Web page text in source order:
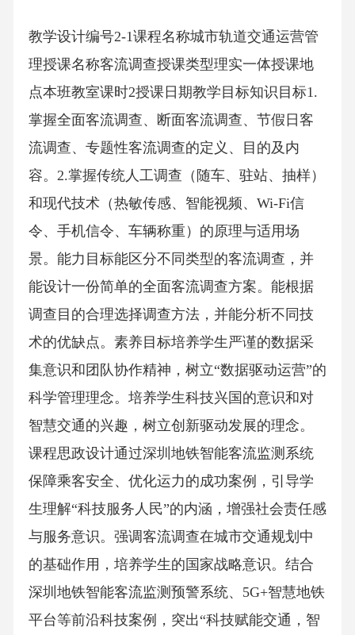
教学设计编号2-1课程名称城市轨道交通运营管
理授课名称客流调查授课类型理实一体授课地
点本班教室课时2授课日期教学目标知识目标1.
掌握全面客流调查、断面客流调查、节假日客
流调查、专题性客流调查的定义、目的及内
容。2.掌握传统人工调查（随车、驻站、抽样）
和现代技术（热敏传感、智能视频、Wi-Fi信
令、手机信令、车辆称重）的原理与适用场
景。能力目标能区分不同类型的客流调查，并
能设计一份简单的全面客流调查方案。能根据
调查目的合理选择调查方法，并能分析不同技
术的优缺点。素养目标培养学生严谨的数据采
集意识和团队协作精神，树立“数据驱动运营”的
科学管理理念。培养学生科技兴国的意识和对
智慧交通的兴趣，树立创新驱动发展的理念。
课程思政设计通过深圳地铁智能客流监测系统
保障乘客安全、优化运力的成功案例，引导学
生理解“科技服务人民”的内涵，增强社会责任感
与服务意识。强调客流调查在城市交通规划中
的基础作用，培养学生的国家战略意识。结合
深圳地铁智能客流监测预警系统、5G+智慧地铁
平台等前沿科技案例，突出“科技赋能交通，智